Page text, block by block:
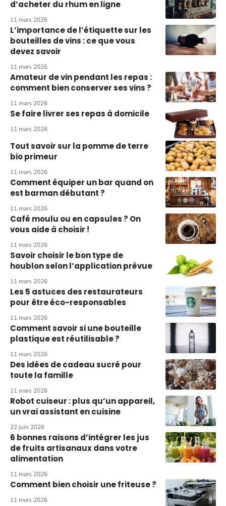
d’acheter du rhum en ligne
11 mars 2026
L’importance de l’étiquette sur les
bouteilles de vins : ce que vous
devez savoir
11 mars 2026
Amateur de vin pendant les repas :
comment bien conserver ses vins ?
11 mars 2026
Se faire livrer ses repas à domicile
11 mars 2026
Tout savoir sur la pomme de terre
bio primeur
11 mars 2026
Comment équiper un bar quand on
est barman débutant ?
11 mars 2026
Café moulu ou en capsules ? On
vous aide à choisir !
11 mars 2026
Savoir choisir le bon type de
houblon selon l’application prévue
11 mars 2026
Les 5 astuces des restaurateurs
pour être éco-responsables
11 mars 2026
Comment savoir si une bouteille
plastique est réutilisable ?
11 mars 2026
Des idées de cadeau sucré pour
toute la famille
11 mars 2026
Robot cuiseur : plus qu’un appareil,
un vrai assistant en cuisine
22 juin 2026
6 bonnes raisons d’intégrer les jus
de fruits artisanaux dans votre
alimentation
11 mars 2026
Comment bien choisir une friteuse ?
11 mars 2026